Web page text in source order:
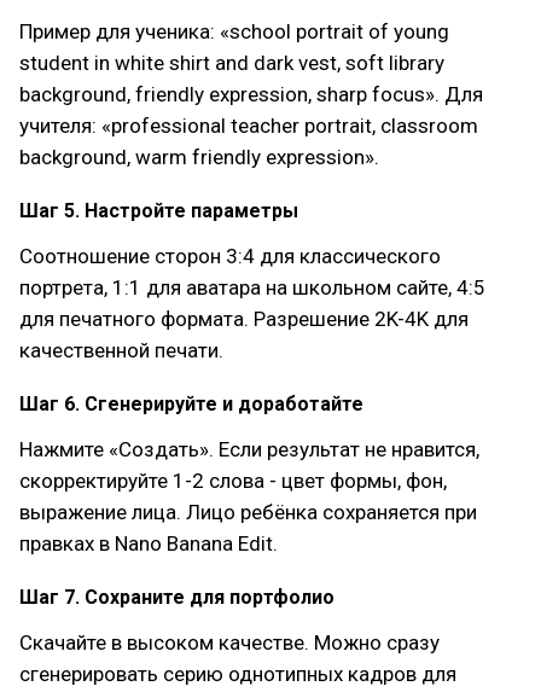
Пример для ученика: «school portrait of young
student in white shirt and dark vest, soft library
background, friendly expression, sharp focus». Для
учителя: «professional teacher portrait, classroom
background, warm friendly expression».
Шаг 5. Настройте параметры
Соотношение сторон 3:4 для классического
портрета, 1:1 для аватара на школьном сайте, 4:5
для печатного формата. Разрешение 2K-4K для
качественной печати.
Шаг 6. Сгенерируйте и доработайте
Нажмите «Создать». Если результат не нравится,
скорректируйте 1-2 слова - цвет формы, фон,
выражение лица. Лицо ребёнка сохраняется при
правках в Nano Banana Edit.
Шаг 7. Сохраните для портфолио
Скачайте в высоком качестве. Можно сразу
сгенерировать серию однотипных кадров для